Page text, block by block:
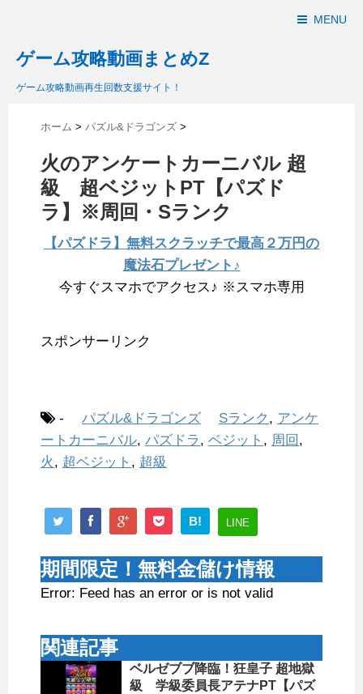
MENU
ゲーム攻略動画まとめZ
ゲーム攻略動画再生回数支援サイト！
ホーム > パズル&ドラゴンズ >
火のアンケートカーニバル 超
級 超ベジットPT【パズド
ラ】※周回・Sランク
【パズドラ】無料スクラッチで最高２万円の
魔法石プレゼント♪
今すぐスマホでアクセス♪ ※スマホ専用
スポンサーリンク
- パズル&ドラゴンズ Sランク , アンケ
ートカーニバル, パズドラ , ベジット , 周回 ,
火, 超ベジット , 超級
B! LINE
期間限定！無料金儲け情報
Error: Feed has an error or is not valid
関連記事
ベルゼブブ降臨！狂皇子 超地獄
級 学級委員長アテナPT【パズ